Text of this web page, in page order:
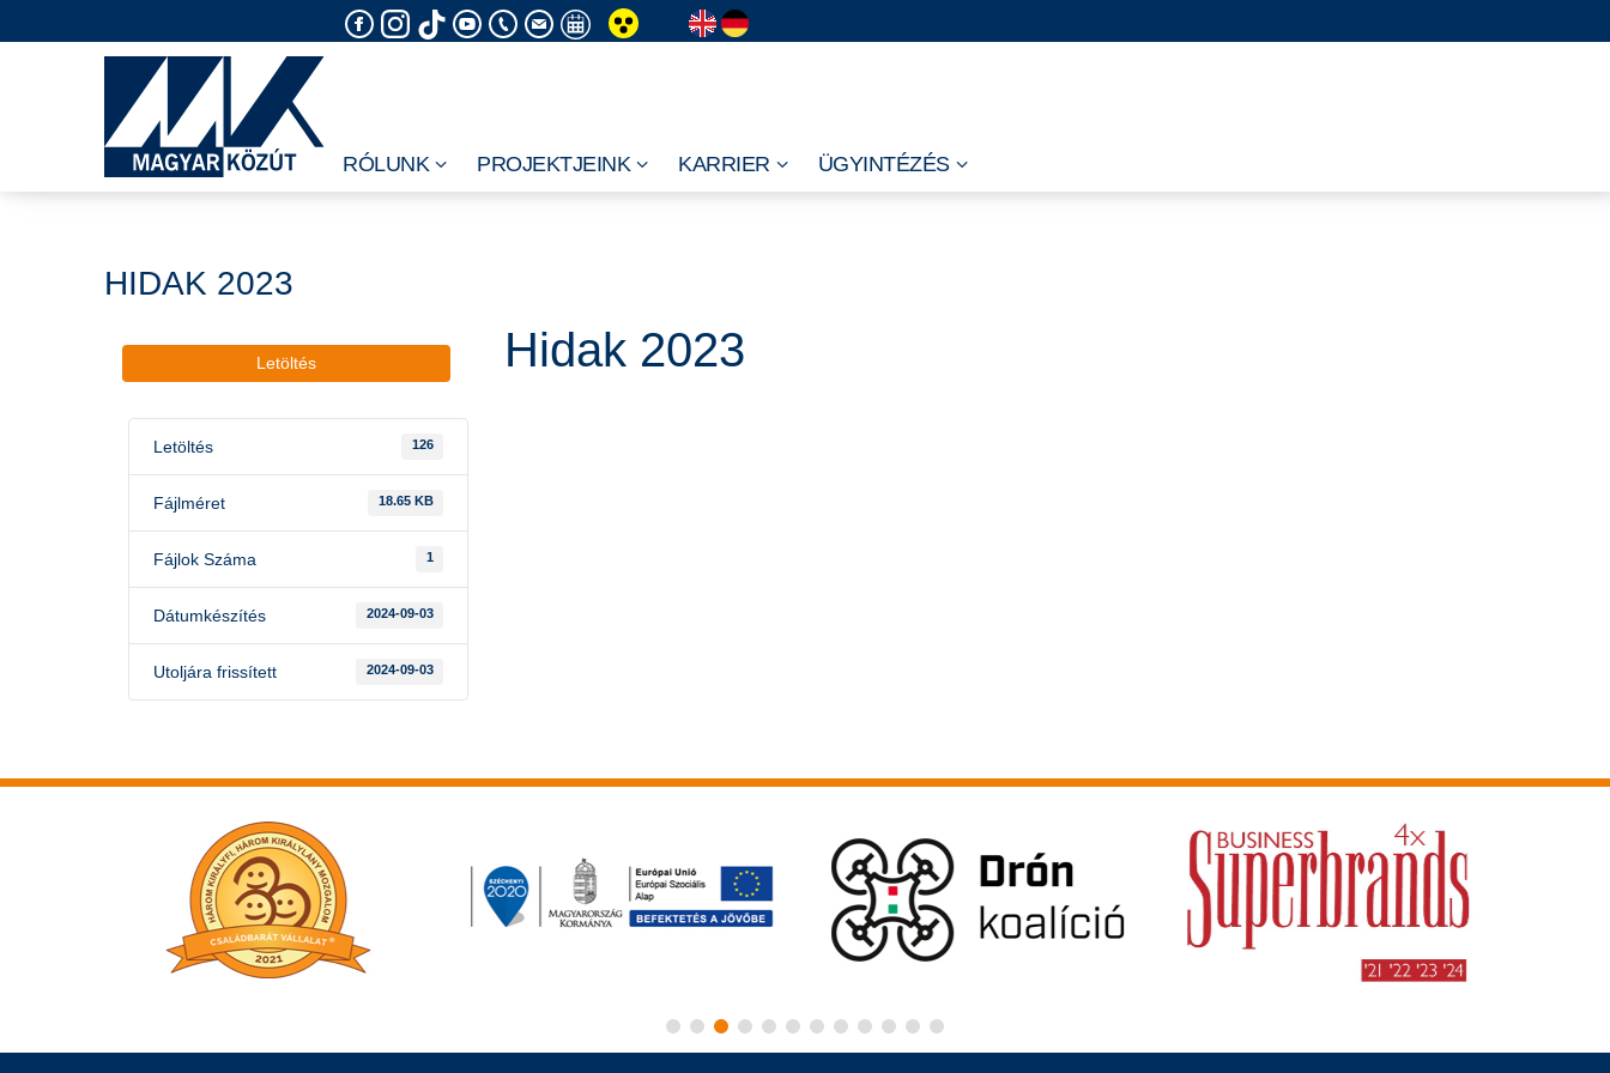
to
RÓLUNK PROJEKTJEINK KARRIER ÜGYINTÉZÉS
HIDAK 2023
Letöltés
Letöltés 126
Fájlméret 18.65 KB
Fájlok Száma 1
Dátumkészítés 2024-09-03
Utoljára frissített 2024-09-03
Hidak 2023